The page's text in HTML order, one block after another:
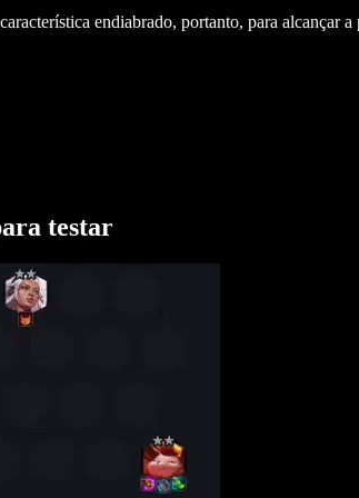
endiabrado, portanto, para alcançar
testar